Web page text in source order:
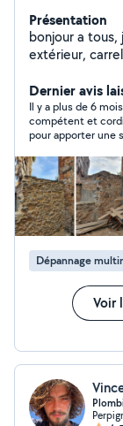
Présentation
bonjour a
extérieur,
travail bien fait.
automobile.
Dernier avis
Il y a plus de 6 mois
compétent et
pour apporter une
Dépannage
Voir